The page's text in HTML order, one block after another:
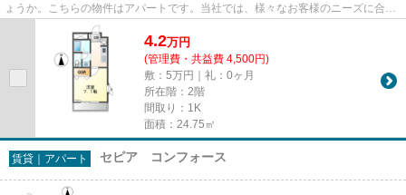
ょうか。こちらの物件はアパートです。当社では、様々なお客様のニーズに合わ
せた、豊富な物件情報を取り...
4.2万円
(管理費・共益費 4,500円)
敷：5万円｜礼：0ヶ月
所在階：2階
間取り：1K
面積：24.75㎡
賃貸｜アパート セピア コンフォース